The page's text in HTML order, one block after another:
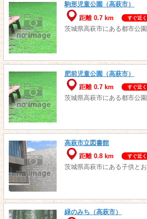
駒形児童公園（高萩市）
距離 0.7 km
すぐ近く
茨城県高萩市にある都市公
肥前児童公園（高萩市）
距離 0.7 km
すぐ近く
茨城県高萩市にある都市公
高萩市立図書館
距離 0.8 km
すぐ近く
茨城県高萩市にある子供と
緑のみち（高萩市）